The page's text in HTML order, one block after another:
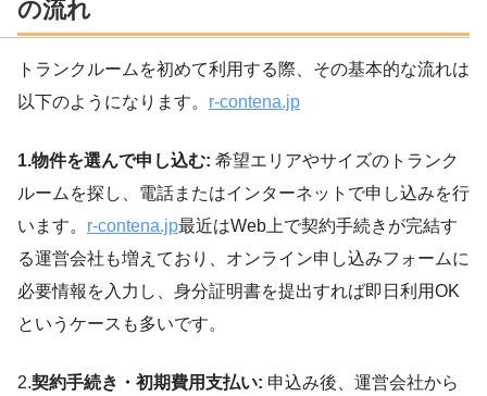
の流れ
トランクルームを初めて利用する際、その基本的な流れは
以下のようになります。 r-contena.jp
1.物件を選んで申し込む: 希望エリアやサイズのトランク
ルームを探し、電話またはインターネットで申し込みを行
います。 r-contena.jp最近はWeb上で契約手続きが完結す
る運営会社も増えており、オンライン申し込みフォームに
必要情報を入力し、身分証明書を提出すれば即日利用OK
というケースも多いです。
2.契約手続き・初期費用支払い: 申込み後、運営会社から